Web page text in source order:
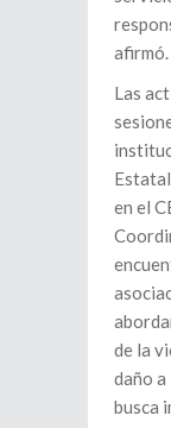
afirmó.
Las
en el
de la
daño a
busca